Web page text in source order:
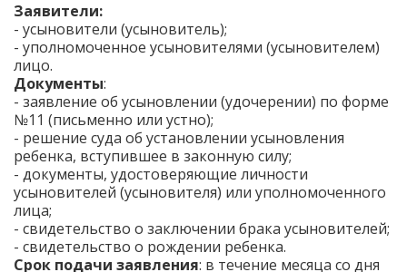
Заявители:
- усыновители (усыновитель);
- уполномоченное усыновителями (усыновителем)
лицо.
Документы:
- заявление об усыновлении (удочерении) по форме
№11 (письменно или устно);
- решение суда об установлении усыновления
ребенка, вступившее в законную силу;
- документы, удостоверяющие личности
усыновителей (усыновителя) или уполномоченного
лица;
- свидетельство о заключении брака усыновителей;
- свидетельство о рождении ребенка.
Срок подачи заявления: в течение месяца со дня